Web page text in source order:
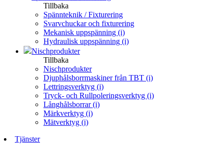
Tillbaka
Spännteknik / Fixturering
Svarvchuckar och fixturering
Mekanisk uppspänning (i)
Hydraulisk uppspänning (i)
Nischprodukter
Tillbaka
Nischprodukter
Djuphålsborrmaskiner från TBT (i)
Lettringsverktyg (i)
Tryck- och Rullpoleringsverktyg (i)
Långhålsborrar (i)
Märkverktyg (i)
Mätverktyg (i)
Tjänster